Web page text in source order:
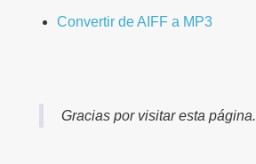
Convertir de AIFF a MP3
Gracias por visitar esta página.